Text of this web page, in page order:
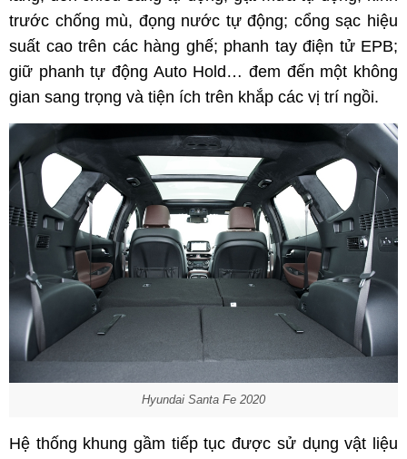
trước chống mù, đọng nước tự động; cổng sạc hiệu
suất cao trên các hàng ghế; phanh tay điện tử EPB;
giữ phanh tự động Auto Hold… đem đến một không
gian sang trọng và tiện ích trên khắp các vị trí ngồi.
Hyundai Santa Fe 2020
Hệ thống khung gầm tiếp tục được sử dụng vật liệu